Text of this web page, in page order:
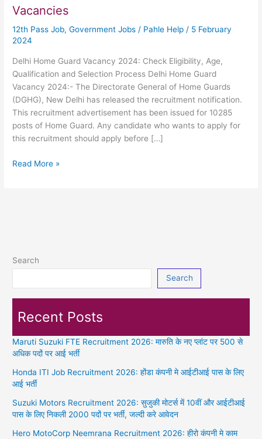
Vacancies
12th Pass Job,Government Jobs / Pahle Help/ 5 February
2024
Delhi Home Guard Vacancy 2024: Check Eligibility, Age,
Qualification and Selection Process Delhi Home Guard
Vacancy 2024:- The Directorate General of Home Guards
(DGHG), New Delhi has released the recruitment notification.
This recruitment advertisement has been issued for 10285
posts of Home Guard. Any candidate who wants to apply for
this recruitment should apply before […]
Delhi
Home
Read More »
Search
Search
Recent Posts
Maruti Suzuki FTE Recruitment 2026: मारुति के नए प्लांट पर 500 से
अधिक पदों पर आई भर्ती
Honda ITI Job Recruitment 2026: होंडा कंपनी मे आईटीआई पास के लिए
आई भर्ती
Suzuki Motors Recruitment 2026: सुजुकी मोटर्स में 10वीं और आईटीआई
पास के लिए निकली 2000 पदों पर भर्ती, जल्दी करे आवेदन
Hero MotoCorp Neemrana Recruitment 2026: हीरो कंपनी मे काम